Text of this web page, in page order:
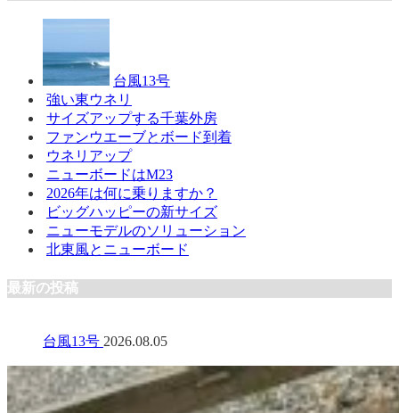
台風13号
強い東ウネリ
サイズアップする千葉外房
ファンウエーブとボード到着
ウネリアップ
ニューボードはM23
2026年は何に乗りますか？
ビッグハッピーの新サイズ
ニューモデルのソリューション
北東風とニューボード
最新の投稿
台風13号 2026.08.05